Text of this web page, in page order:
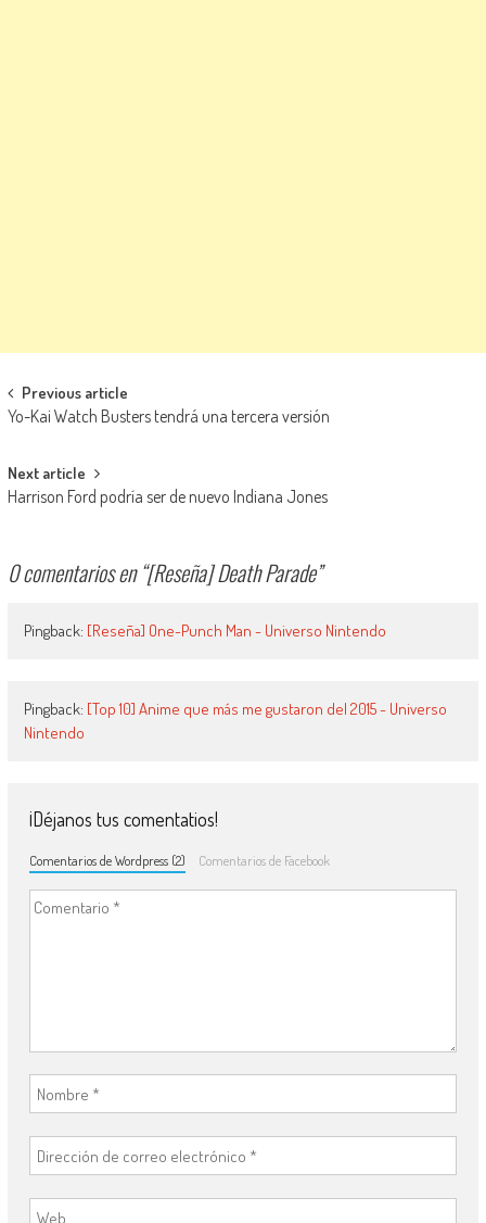
Navegación de entradas
Previous article
Yo-Kai Watch Busters tendrá una tercera versión
Next article
Harrison Ford podría ser de nuevo Indiana Jones
0 comentarios en “[Reseña] Death Parade”
Pingback: [Reseña] One-Punch Man - Universo Nintendo
Pingback: [Top 10] Anime que más me gustaron del 2015 - Universo
Nintendo
¡Déjanos tus comentatios!
Comentarios de Wordpress (2) Comentarios de Facebook